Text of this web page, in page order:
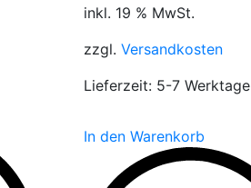
inkl. 19 % MwSt.
zzgl. Versandkosten
Lieferzeit: 5-7 Werktage
In den Warenkorb